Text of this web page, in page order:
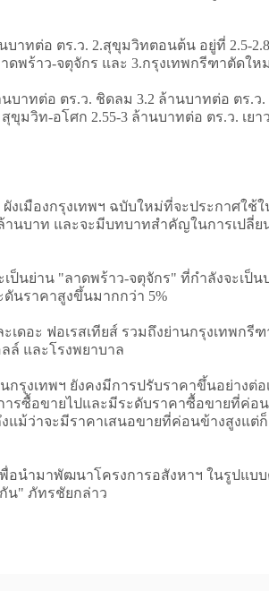
ทต่อ ตร.ว. 2.สุขุมวิทตอนต้น อยู่ที่ 2.5-
พร้าว-จตุจักร และ 3.กรุงเทพกรีฑาตัดให
าทต่อ ตร.ว. ชิดลม 3.2 ล้านบาทต่อ ตร.ว
มวิท-อโศก 2.55-3 ล้านบาทต่อ ตร.ว. เย
มืองกรุงเทพฯ ฉบับใหม่ที่จะประกาศใช้ใ
านบาท และจะมีบทบาทสำคัญในการเปลี่
นย่าน "ลาดพร้าว-จตุจักร" ที่กำลังจะเป็น
นราคาสูงขึ้นมากกว่า 5%
อะ ฟอเรสเทียส์ รวมถึงย่านกรุงเทพกรี
ล์ และโรงพยาบาล
งเทพฯ ยังคงมีการปรับราคาขึ้นอย่างต่
รซื้อขายไปและมีระดับราคาซื้อขายที่ค่อ
ม้ว่าจะมีราคาเสนอขายที่ค่อนข้างสูงแต่
ำมาพัฒนาโครงการอสังหาฯ ในรูปแบบ
น" ภัทรชัยกล่าว